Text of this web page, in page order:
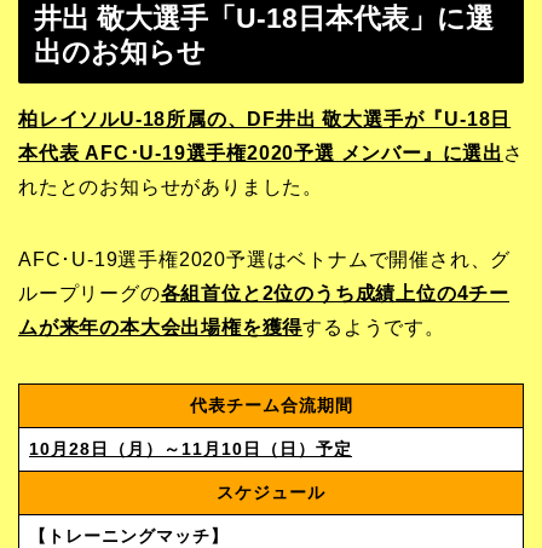
井出 敬大選手「U-18日本代表」に選
出のお知らせ
柏レイソルU-18所属の、DF井出 敬大選手が『U-18日
本代表 AFC･U-19選手権2020予選 メンバー』に選出 さ
れたとのお知らせがありました。
AFC･U-19選手権2020予選はベトナムで開催され、グ
ループリーグの各組首位と2位のうち成績上位の4チー
ムが来年の本大会出場権を獲得するようです。
代表チーム合流期間
10月28日（月）～11月10日（日）予定
スケジュール
【トレーニングマッチ】